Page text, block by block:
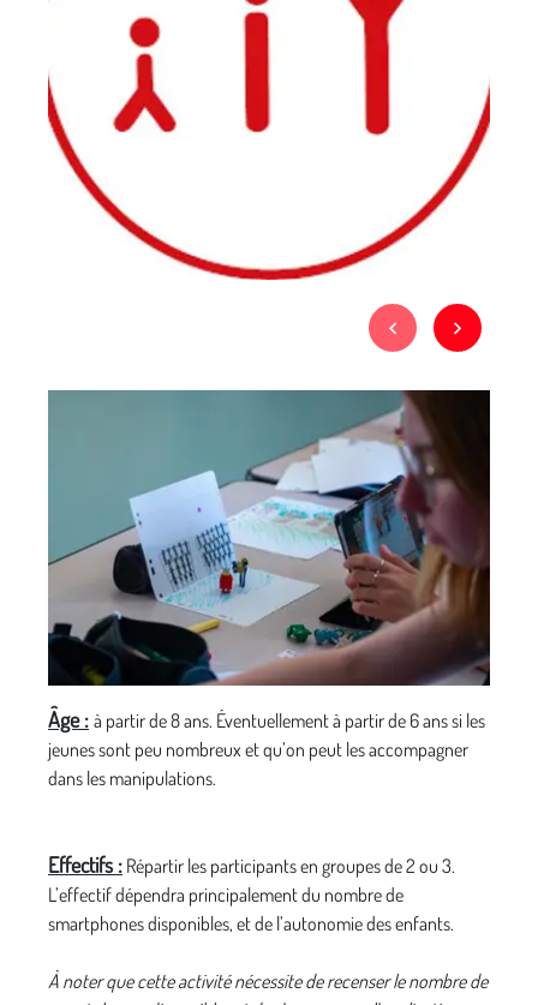
Âge : à partir de 8 ans. Éventuellement à partir de 6 ans si les
jeunes sont peu nombreux et qu’on peut les accompagner
dans les manipulations.
Effectifs : Répartir les participants en groupes de 2 ou 3.
L’effectif dépendra principalement du nombre de
smartphones disponibles, et de l’autonomie des enfants.
À noter que cette activité nécessite de recenser le nombre de